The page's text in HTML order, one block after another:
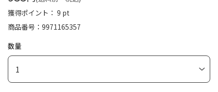
獲得ポイント： 9 pt
商品番号
9971165357
数量
1